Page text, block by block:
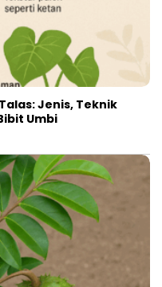
Jenis, Teknik
Umbi